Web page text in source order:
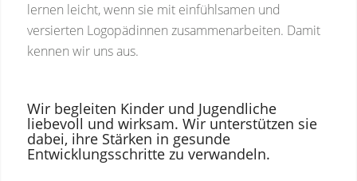
lernen leicht, wenn sie mit einfühlsamen und
versierten Logopädinnen zusammenarbeiten. Damit
kennen wir uns aus.
Wir begleiten Kinder und Jugendliche
liebevoll und wirksam. Wir unterstützen sie
dabei, ihre Stärken in gesunde
Entwicklungsschritte zu verwandeln.